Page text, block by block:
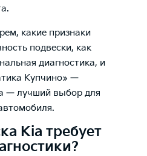
какие признаки
подвески, как
диагностика, и
Купчино» —
— лучший выбор для
Kia требует